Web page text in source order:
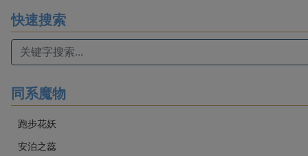
快速搜索
同系魔物
跑步花妖
安泊之蕊